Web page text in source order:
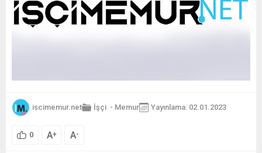
iscimemur.net İşçi - Memur Yayınlama: 02.01.2023
0 A+ A-